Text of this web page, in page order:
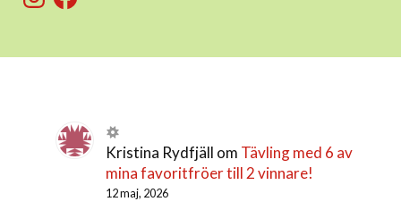
Kristina Rydfjäll om Tävling med 6 av
mina favoritfröer till 2 vinnare!
12 maj, 2026